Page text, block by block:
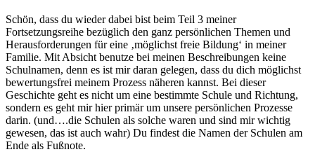
Schön, dass du wieder dabei bist beim Teil 3 meiner
Fortsetzungsreihe bezüglich den ganz persönlichen Themen und
Herausforderungen für eine ‚möglichst freie Bildung‘ in meiner
Familie. Mit Absicht benutze bei meinen Beschreibungen keine
Schulnamen, denn es ist mir daran gelegen, dass du dich möglichst
bewertungsfrei meinem Prozess näheren kannst. Bei dieser
Geschichte geht es nicht um eine bestimmte Schule und Richtung,
sondern es geht mir hier primär um unsere persönlichen Prozesse
darin. (und….die Schulen als solche waren und sind mir wichtig
gewesen, das ist auch wahr) Du findest die Namen der Schulen am
Ende als Fußnote.